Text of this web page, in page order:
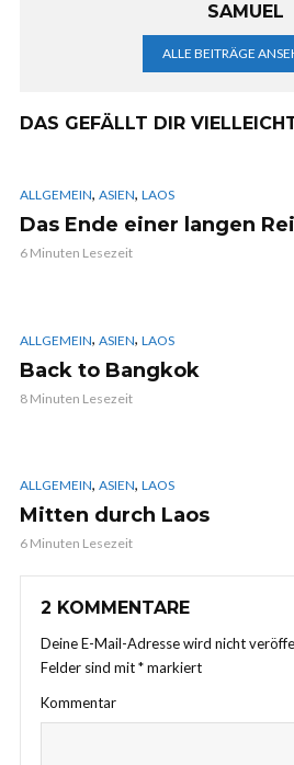
SAMUEL
ALLE BEITRÄGE
DAS GEFÄLLT DIR
ALLGEMEIN, ASIEN, LAOS
Das Ende einer langen
6 Minuten Lesezeit
ALLGEMEIN, ASIEN, LAOS
Back to Bangkok
8 Minuten Lesezeit
ALLGEMEIN, ASIEN, LAOS
Mitten durch Laos
6 Minuten Lesezeit
2 KOMMENTARE
Deine E-Mail-Adresse wird nicht
Felder sind mit*markiert
Kommentar